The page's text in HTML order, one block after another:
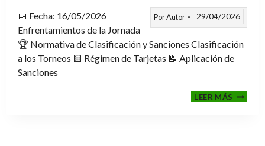
PorAutor 29/04/2026
📅 Fecha: 16/05/2026
Enfrentamientos de la Jornada
🏆 Normativa de Clasificación y Sanciones Clasificación
a los Torneos 🟨 Régimen de Tarjetas 📝 Aplicación de
Sanciones
LEER MÁSFASE